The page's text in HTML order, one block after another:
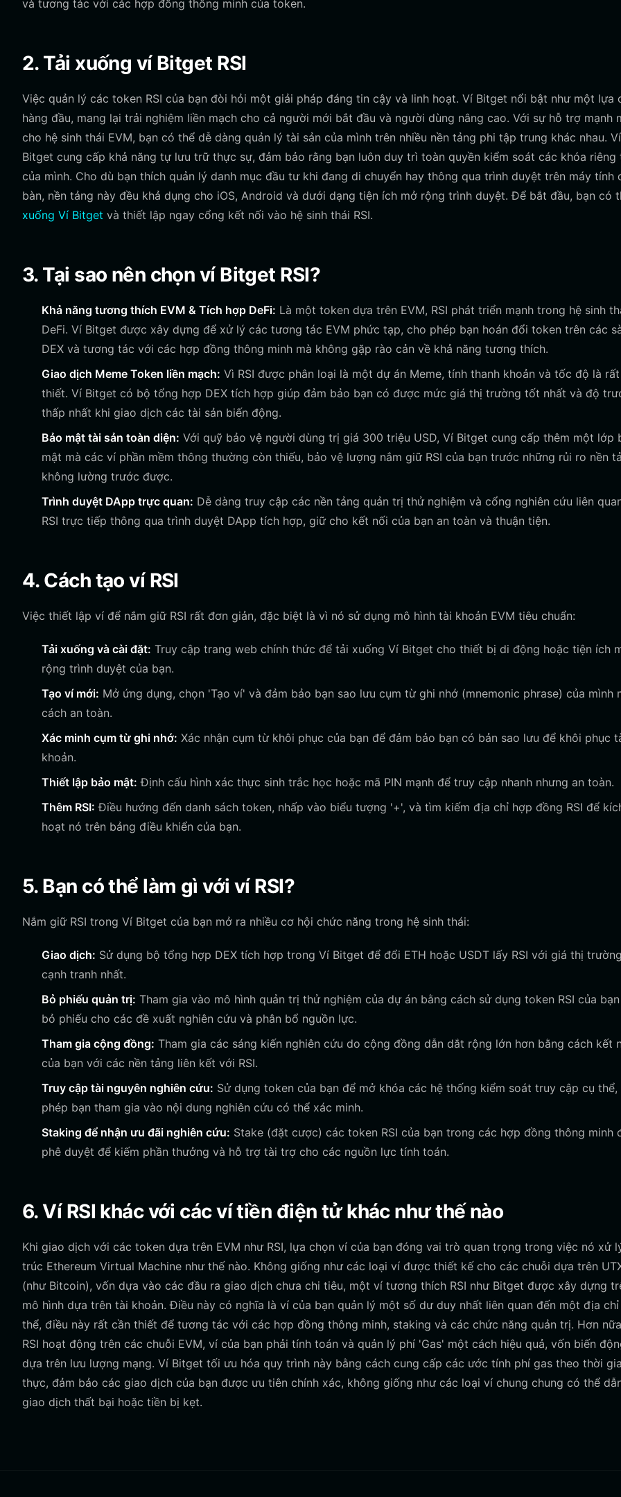
và tương tác với các hợp đồng thông minh của token.
2. Tải xuống ví Bitget RSI
Việc quản lý các token RSI của bạn đòi hỏi một giải pháp đáng tin cậy và linh hoạt. Ví Bitget nổi bật như một lựa
hàng đầu, mang lại trải nghiệm liền mạch cho cả người mới bắt đầu và người dùng nâng cao. Với sự hỗ trợ mạnh
cho hệ sinh thái EVM, bạn có thể dễ dàng quản lý tài sản của mình trên nhiều nền tảng phi tập trung khác nhau. Ví
Bitget cung cấp khả năng tự lưu trữ thực sự, đảm bảo rằng bạn luôn duy trì toàn quyền kiểm soát các khóa riêng
của mình. Cho dù bạn thích quản lý danh mục đầu tư khi đang di chuyển hay thông qua trình duyệt trên máy tính
bàn, nền tảng này đều khả dụng cho iOS, Android và dưới dạng tiện ích mở rộng trình duyệt. Để bắt đầu, bạn có
xuống Ví Bitget và thiết lập ngay cổng kết nối vào hệ sinh thái RSI.
3. Tại sao nên chọn ví Bitget RSI?
Khả năng tương thích EVM & Tích hợp DeFi: Là một token dựa trên EVM, RSI phát triển mạnh trong hệ sinh
DeFi. Ví Bitget được xây dựng để xử lý các tương tác EVM phức tạp, cho phép bạn hoán đổi token trên các
DEX và tương tác với các hợp đồng thông minh mà không gặp rào cản về khả năng tương thích.
Giao dịch Meme Token liền mạch: Vì RSI được phân loại là một dự án Meme, tính thanh khoản và tốc độ là
thiết. Ví Bitget có bộ tổng hợp DEX tích hợp giúp đảm bảo bạn có được mức giá thị trường tốt nhất và độ
thấp nhất khi giao dịch các tài sản biến động.
Bảo mật tài sản toàn diện: Với quỹ bảo vệ người dùng trị giá 300 triệu USD, Ví Bitget cung cấp thêm một lớp
mật mà các ví phần mềm thông thường còn thiếu, bảo vệ lượng nắm giữ RSI của bạn trước những rủi ro nền
không lường trước được.
Trình duyệt DApp trực quan: Dễ dàng truy cập các nền tảng quản trị thử nghiệm và cổng nghiên cứu liên
RSI trực tiếp thông qua trình duyệt DApp tích hợp, giữ cho kết nối của bạn an toàn và thuận tiện.
4. Cách tạo ví RSI
Việc thiết lập ví để nắm giữ RSI rất đơn giản, đặc biệt là vì nó sử dụng mô hình tài khoản EVM tiêu chuẩn:
Tải xuống và cài đặt: Truy cập trang web chính thức để tải xuống Ví Bitget cho thiết bị di động hoặc tiện ích
rộng trình duyệt của bạn.
Tạo ví mới: Mở ứng dụng, chọn 'Tạo ví' và đảm bảo bạn sao lưu cụm từ ghi nhớ (mnemonic phrase) của mình
cách an toàn.
Xác minh cụm từ ghi nhớ: Xác nhận cụm từ khôi phục của bạn để đảm bảo bạn có bản sao lưu để khôi phục
khoản.
Thiết lập bảo mật: Định cấu hình xác thực sinh trắc học hoặc mã PIN mạnh để truy cập nhanh nhưng an toàn.
Thêm RSI: Điều hướng đến danh sách token, nhấp vào biểu tượng '+', và tìm kiếm địa chỉ hợp đồng RSI để
hoạt nó trên bảng điều khiển của bạn.
5. Bạn có thể làm gì với ví RSI?
Nắm giữ RSI trong Ví Bitget của bạn mở ra nhiều cơ hội chức năng trong hệ sinh thái:
Giao dịch: Sử dụng bộ tổng hợp DEX tích hợp trong Ví Bitget để đổi ETH hoặc USDT lấy RSI với giá thị trường
cạnh tranh nhất.
Bỏ phiếu quản trị: Tham gia vào mô hình quản trị thử nghiệm của dự án bằng cách sử dụng token RSI của
bỏ phiếu cho các đề xuất nghiên cứu và phân bổ nguồn lực.
Tham gia cộng đồng: Tham gia các sáng kiến nghiên cứu do cộng đồng dẫn dắt rộng lớn hơn bằng cách kết
của bạn với các nền tảng liên kết với RSI.
Truy cập tài nguyên nghiên cứu: Sử dụng token của bạn để mở khóa các hệ thống kiểm soát truy cập cụ thể,
phép bạn tham gia vào nội dung nghiên cứu có thể xác minh.
Staking để nhận ưu đãi nghiên cứu: Stake (đặt cược) các token RSI của bạn trong các hợp đồng thông minh
phê duyệt để kiếm phần thưởng và hỗ trợ tài trợ cho các nguồn lực tính toán.
6. Ví RSI khác với các ví tiền điện tử khác như thế nào
Khi giao dịch với các token dựa trên EVM như RSI, lựa chọn ví của bạn đóng vai trò quan trọng trong việc nó xử
trúc Ethereum Virtual Machine như thế nào. Không giống như các loại ví được thiết kế cho các chuỗi dựa trên
(như Bitcoin), vốn dựa vào các đầu ra giao dịch chưa chi tiêu, một ví tương thích RSI như Bitget được xây dựng
mô hình dựa trên tài khoản. Điều này có nghĩa là ví của bạn quản lý một số dư duy nhất liên quan đến một địa chỉ
thể, điều này rất cần thiết để tương tác với các hợp đồng thông minh, staking và các chức năng quản trị. Hơn
RSI hoạt động trên các chuỗi EVM, ví của bạn phải tính toán và quản lý phí 'Gas' một cách hiệu quả, vốn biến
dựa trên lưu lượng mạng. Ví Bitget tối ưu hóa quy trình này bằng cách cung cấp các ước tính phí gas theo thời
thực, đảm bảo các giao dịch của bạn được ưu tiên chính xác, không giống như các loại ví chung chung có thể
giao dịch thất bại hoặc tiền bị kẹt.